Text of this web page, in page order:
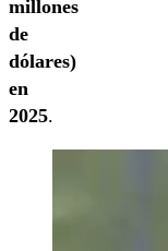
millones
de
dólares)
en
2025.